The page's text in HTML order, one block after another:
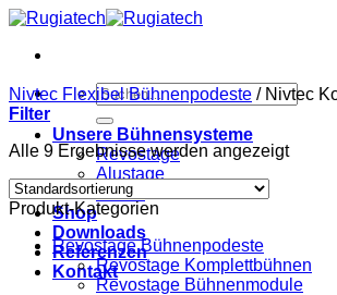
Zum
springen
Suchen
nach:
Unsere Bühnensysteme
Revostage
Alustage
Nivtec
Shop
Downloads
Referenzen
Kontakt
Nivtec Flexibel Bühnenpodeste /Nivtec
Filter
Alle 9 Ergebnisse werden angezeigt
Produkt-Kategorien
Revostage Bühnenpodeste
Revostage Komplettbühnen
Revostage Bühnenmodule